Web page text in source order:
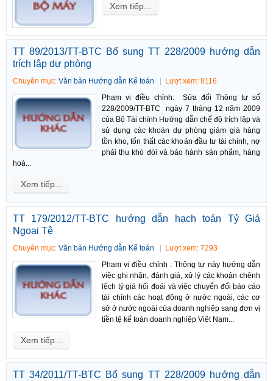
Xem tiếp...
TT 89/2013/TT-BTC Bổ sung TT 228/2009 hướng dẫn
trích lập dự phòng
Chuyên mục: Văn bản Hướng dẫn Kế toán
Lượt xem: 8116
Phạm vi điều chỉnh: Sửa đổi Thông tư số
228/2009/TT-BTC ngày 7 tháng 12 năm 2009
của Bộ Tài chính Hướng dẫn chế độ trích lập và
sử dụng các khoản dự phòng giảm giá hàng
tồn kho, tổn thất các khoản đầu tư tài chính, nợ
phải thu khó đòi và bảo hành sản phẩm, hàng
hoá...
Xem tiếp...
TT 179/2012/TT-BTC hướng dẫn hạch toán Tỷ Giá
Ngoại Tệ
Chuyên mục: Văn bản Hướng dẫn Kế toán
Lượt xem: 7293
Phạm vi điều chỉnh : Thông tư này hướng dẫn
việc ghi nhận, đánh giá, xử lý các khoản chênh
lệch tỷ giá hối đoái và việc chuyển đổi báo cáo
tài chính các hoạt động ở nước ngoài, các cơ
sở ở nước ngoài của doanh nghiệp sang đơn vị
tiền tệ kế toán doanh nghiệp Việt Nam...
Xem tiếp...
TT 34/2011/TT-BTC Bổ sung TT 228/2009 hướng dẫn